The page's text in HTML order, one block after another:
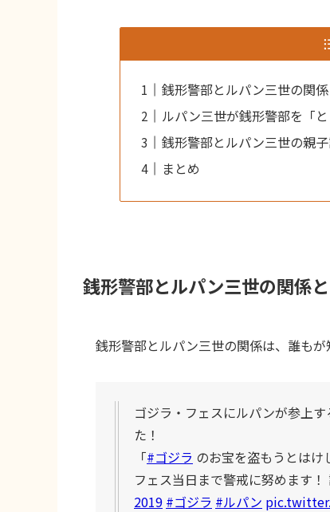
銭形警部とルパン三世の関
ルパン三世が銭形警部を「
銭形警部とルパン三世の親
まとめ
銭形警部とルパン三世の関係
銭形警部とルパン三世の関係は、誰もが
ゴジラ・フェスにルパンが参上
た！
「#ゴジラ のお宝を盗もうとはけ
フェス当日まで警戒に努めます！
2019 #ゴジラ #ルパン